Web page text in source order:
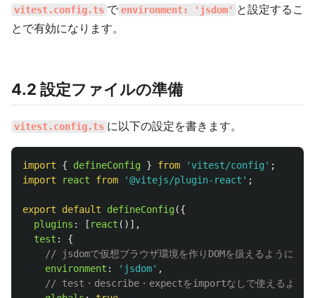
vitest.config.ts で environment: 'jsdom' と設定するこ
とで有効になります。
4.2 設定ファイルの準備
vitest.config.ts に以下の設定を書きます。
import { defineConfig } from ' vitest/config ' ;
import
react from '@vitejs/plugin-react ' ;
export default defineConfig({
plugins : [ react ()],
test :
{
// jsdomで仮想ブラウザ環境を作りDOMを扱えるようにする
environment : ' jsdom' ,
// test・describe・expectをimportなしで使えるように